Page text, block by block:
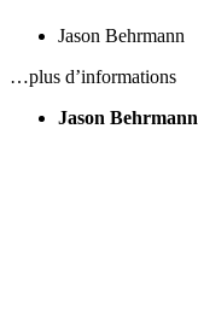
Jason Behrmann
…plus d’informations
Jason Behrmann